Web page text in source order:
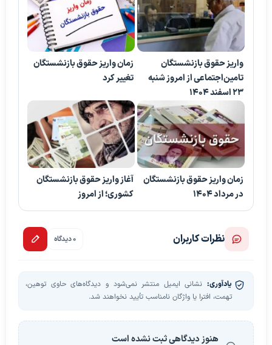
واریز حقوق بازنشستگان
تامین‌اجتماعی از امروز شنبه
۲۳ اسفند ۱۴۰۴
زمان واریز حقوق بازنشستگان
تغییر کرد
زمان واریز حقوق بازنشستگان
در مرداد ۱۴۰۴
آغاز واریز حقوق بازنشستگان
کشوری؛ از امروز
نظرات کاربران 0 دیدگاه
یادآوری: نشانی ایمیل منتشر نمی‌شود و دیدگاه‌های حاوی توهین،
تهمت، افترا یا واژگان نامناسب تأیید نخواهند شد.
هنوز دیدگاهی ثبت نشده است